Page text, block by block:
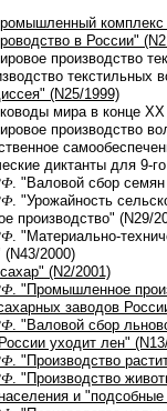
в России"
производство
текстильных
(N25/1999)
мира в конце
производство
диктанты для 9-
. "Валовой сбор
. "Урожайность
производство" (N29/
. "Материально-
(N43/2000)
(N2/2001)
. "Промышленное
заводов
. "Валовой сбор
уходит лен"
. "Производство
. "Производство
населения и